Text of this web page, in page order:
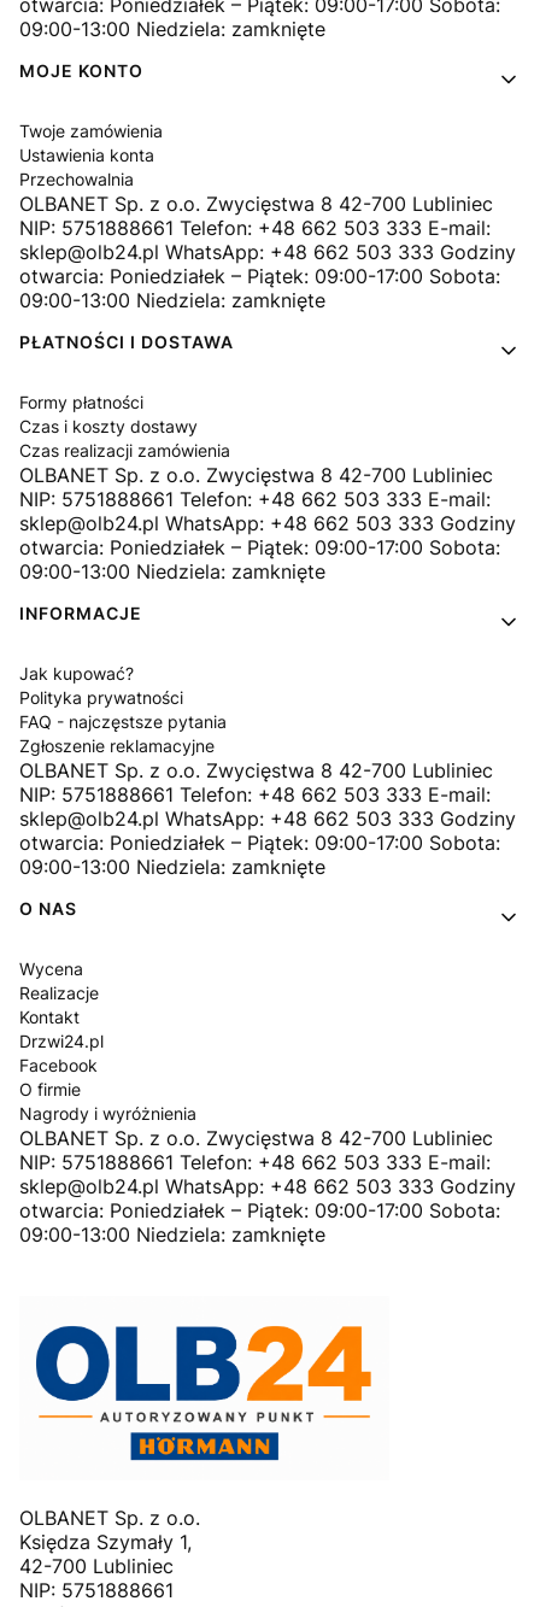
09:00-13:00 Niedziela: zamknięte
MOJE KONTO
Twoje zamówienia
Ustawienia konta
Przechowalnia
OLBANET Sp. z o.o. Zwycięstwa 8 42-700 Lubliniec
NIP: 5751888661 Telefon: +48 662 503 333 E-mail:
sklep@olb24.pl WhatsApp: +48 662 503 333 Godziny
otwarcia: Poniedziałek – Piątek: 09:00-17:00 Sobota:
09:00-13:00 Niedziela: zamknięte
PŁATNOŚCI I DOSTAWA
Formy płatności
Czas i koszty dostawy
Czas realizacji zamówienia
OLBANET Sp. z o.o. Zwycięstwa 8 42-700 Lubliniec
NIP: 5751888661 Telefon: +48 662 503 333 E-mail:
sklep@olb24.pl WhatsApp: +48 662 503 333 Godziny
otwarcia: Poniedziałek – Piątek: 09:00-17:00 Sobota:
09:00-13:00 Niedziela: zamknięte
INFORMACJE
Jak kupować?
Polityka prywatności
FAQ - najczęstsze pytania
Zgłoszenie reklamacyjne
OLBANET Sp. z o.o. Zwycięstwa 8 42-700 Lubliniec
NIP: 5751888661 Telefon: +48 662 503 333 E-mail:
sklep@olb24.pl WhatsApp: +48 662 503 333 Godziny
otwarcia: Poniedziałek – Piątek: 09:00-17:00 Sobota:
09:00-13:00 Niedziela: zamknięte
O NAS
Wycena
Realizacje
Kontakt
Drzwi24.pl
Facebook
O firmie
Nagrody i wyróżnienia
OLBANET Sp. z o.o. Zwycięstwa 8 42-700 Lubliniec
NIP: 5751888661 Telefon: +48 662 503 333 E-mail:
sklep@olb24.pl WhatsApp: +48 662 503 333 Godziny
otwarcia: Poniedziałek – Piątek: 09:00-17:00 Sobota:
09:00-13:00 Niedziela: zamknięte
OLBANET Sp. z o.o.
Księdza Szymały 1,
42-700 Lubliniec
NIP: 5751888661